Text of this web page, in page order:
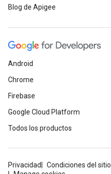
Blog de Apigee
Android
Chrome
Firebase
Google Cloud Platform
Todos los productos
Privacidad Condiciones del sitio